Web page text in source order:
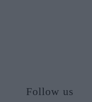
Follow us